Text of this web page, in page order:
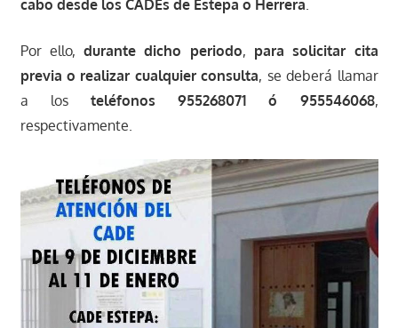
cabo desde los CADEs de Estepa o Herrera.
Por ello,durante dicho periodo, para solicitar cita
previa o realizar cualquier consulta, se deberá llamar
a losteléfonos 955268071 ó 955546068,
respectivamente.